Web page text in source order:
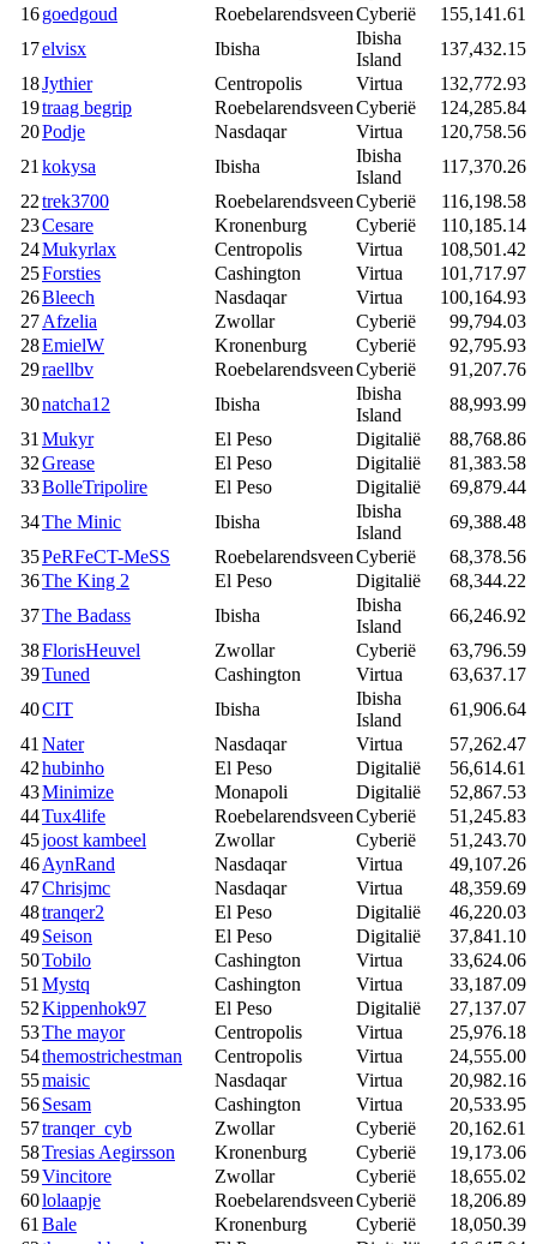
16goedgoud RoebelarendsveenCyberië
155,141.61
17elvisx Ibisha
Ibisha
Island
137,432.15
18Jythier Centropolis Virtua
132,772.93
19traag begrip RoebelarendsveenCyberië
124,285.84
20Podje Nasdaqar Virtua
120,758.56
21 kokysa Ibisha
Ibisha
Island
117,370.26
22trek3700 RoebelarendsveenCyberië
116,198.58
23Cesare Kronenburg Cyberië
110,185.14
24Mukyrlax Centropolis Virtua
108,501.42
25Forsties Cashington Virtua
101,717.97
26Bleech Nasdaqar Virtua
100,164.93
27Afzelia Zwollar Cyberië
99,794.03
28EmielW Kronenburg Cyberië
92,795.93
29raellbv RoebelarendsveenCyberië
91,207.76
30natcha12 Ibisha
Ibisha
Island
88,993.99
31 Mukyr El Peso Digitalië
88,768.86
32Grease El Peso Digitalië
81,383.58
33BolleTripolire El Peso Digitalië
69,879.44
34The Minic Ibisha
Ibisha
Island
69,388.48
35PeRFeCT-MeSS RoebelarendsveenCyberië
68,378.56
36The King 2 El Peso Digitalië
68,344.22
37The Badass Ibisha
Ibisha
Island
66,246.92
38FlorisHeuvel Zwollar Cyberië
63,796.59
39Tuned Cashington Virtua
63,637.17
40CIT Ibisha
Ibisha
Island
61,906.64
41 Nater Nasdaqar Virtua
57,262.47
42hubinho El Peso Digitalië
56,614.61
43Minimize Monapoli Digitalië
52,867.53
44Tux4life RoebelarendsveenCyberië
51,245.83
45joost kambeel Zwollar Cyberië
51,243.70
46AynRand Nasdaqar Virtua
49,107.26
47Chrisjmc Nasdaqar Virtua
48,359.69
48tranqer2 El Peso Digitalië
46,220.03
49Seison El Peso Digitalië
37,841.10
50Tobilo Cashington Virtua
33,624.06
51 Mystq Cashington Virtua
33,187.09
52Kippenhok97 El Peso Digitalië
27,137.07
53The mayor Centropolis Virtua
25,976.18
54themostrichestman Centropolis Virtua
24,555.00
55maisic Nasdaqar Virtua
20,982.16
56Sesam Cashington Virtua
20,533.95
57tranqer_cyb Zwollar Cyberië
20,162.61
58Tresias Aegirsson Kronenburg Cyberië
19,173.06
59Vincitore Zwollar Cyberië
18,655.02
60lolaapje RoebelarendsveenCyberië
18,206.89
61 Bale Kronenburg Cyberië
18,050.39